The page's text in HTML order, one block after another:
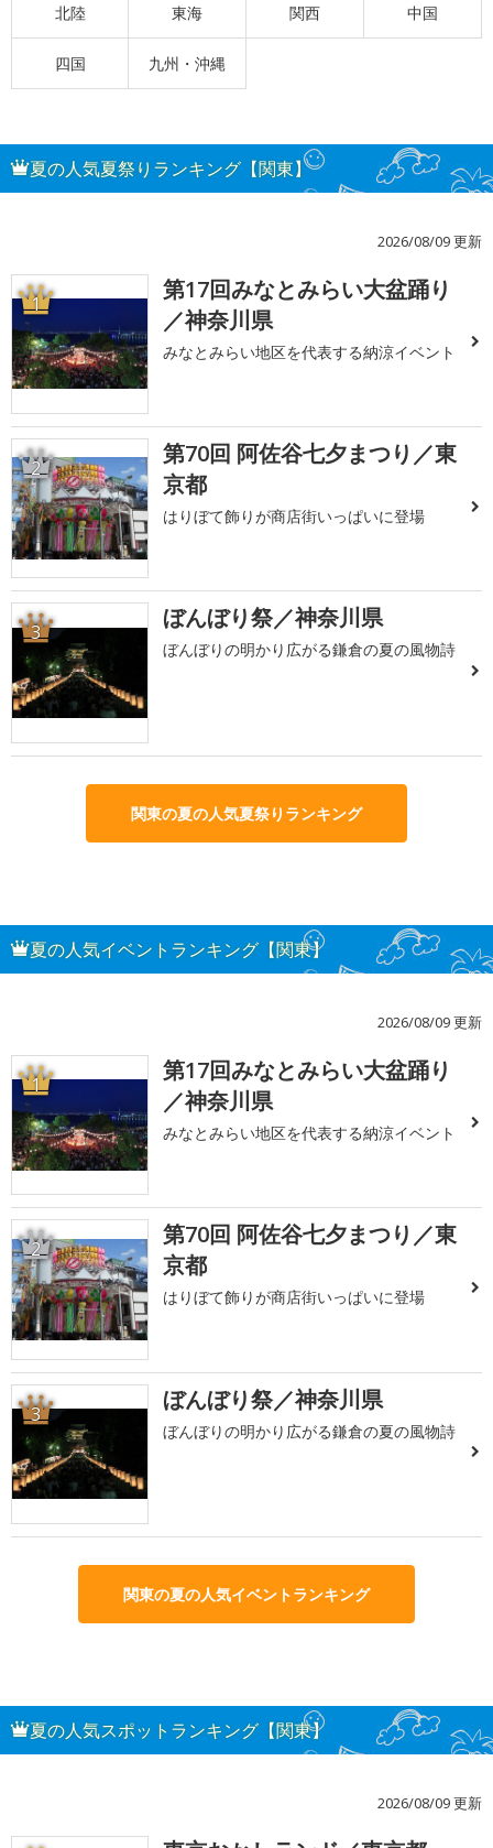
北陸 東海 関西 中国
四国 九州・沖縄
夏の人気夏祭りランキング【関東】
2026/08/09 更新
1
第17回みなとみらい大盆踊り
／神奈川県
みなとみらい地区を代表する納涼イベント
2
第70回 阿佐谷七夕まつり／東
京都
はりぼて飾りが商店街いっぱいに登場
3 ぼんぼり祭／神奈川県
ぼんぼりの明かり広がる鎌倉の夏の風物詩
関東の夏の人気夏祭りランキング
夏の人気イベントランキング【関東】
2026/08/09 更新
1
第17回みなとみらい大盆踊り
／神奈川県
みなとみらい地区を代表する納涼イベント
2
第70回 阿佐谷七夕まつり／東
京都
はりぼて飾りが商店街いっぱいに登場
3 ぼんぼり祭／神奈川県
ぼんぼりの明かり広がる鎌倉の夏の風物詩
関東の夏の人気イベントランキング
夏の人気スポットランキング【関東】
2026/08/09 更新